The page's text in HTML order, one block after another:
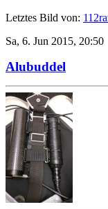
Letztes Bild von:
Sa, 6. Jun 2015, 20:50
Alubuddel